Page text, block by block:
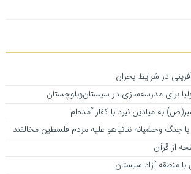
در شرایط بحران
برای مدرسه‌سازی در سیستان‌وبلوچستان
به میادین نبرد با کفار آمده‌ام
از قرآن
منطقه آزاد سیستان